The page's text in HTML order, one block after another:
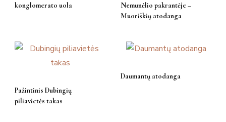
konglomerato uola
Nemunėlio pakrantėje –
Muoriškių atodanga
Pažintinis Dubingių
piliavietės takas
Daumantų atodanga